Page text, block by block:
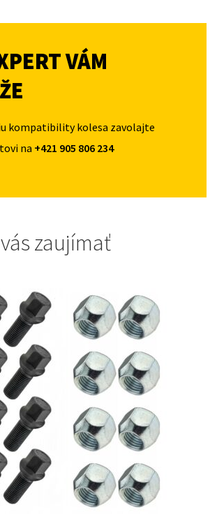
VÁM
kompatibility kolesa zavolajte
na +421 905 806 234
zaujímať